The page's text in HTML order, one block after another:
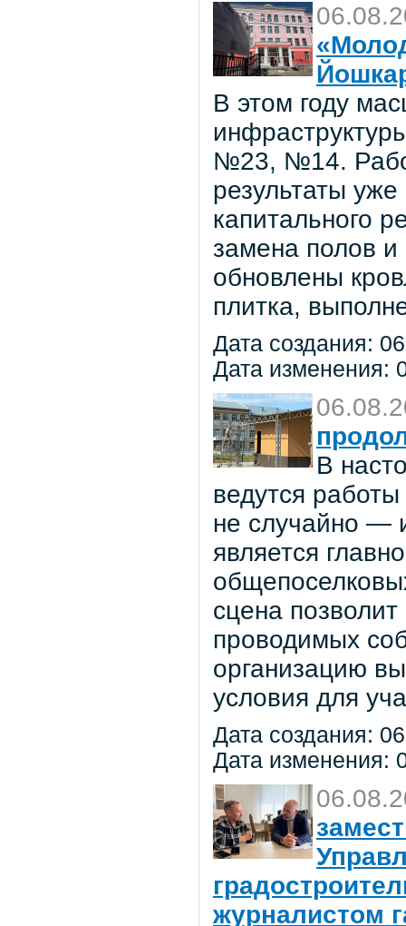
В этом году
№23, №14.
результаты
капитального
замена полов
обновлены
плитка,
Дата создания:
Дата изменения:
В
ведутся
не случайно —
является
сцена
проводимых
организацию
условия для
Дата создания:
Дата изменения:
журналистом